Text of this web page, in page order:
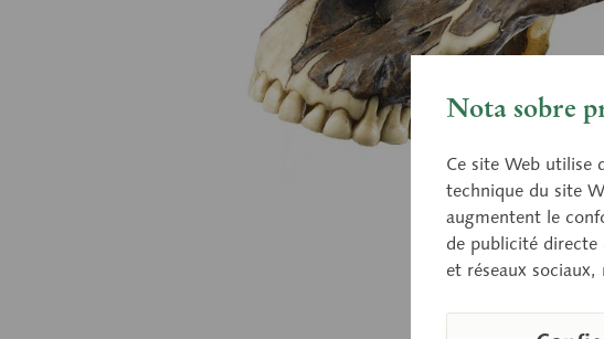
Nota sobre
Ce site Web utilise
technique du site
augmentent le
de publicité directe
et réseaux